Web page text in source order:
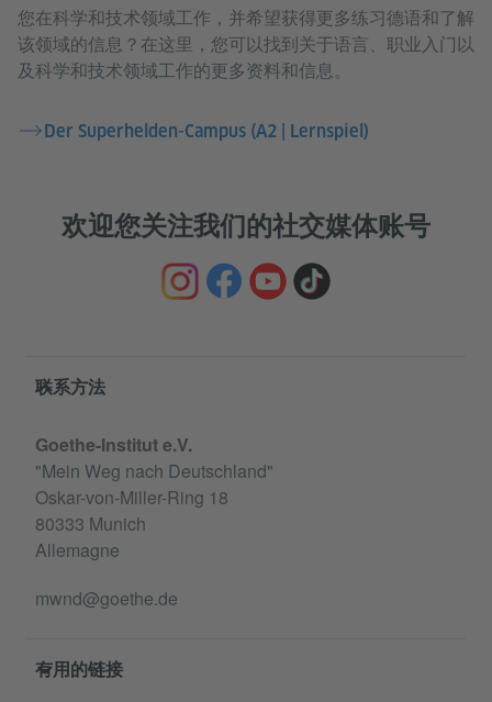
您在科学和技术领域工作，并希望获得更多练习德语和了解
该领域的信息？在这里，您可以找到关于语言、职业入门以
及科学和技术领域工作的更多资料和信息。
Der Superhelden-Campus (A2 | Lernspiel)
欢迎您关注我们的社交媒体账号
Service- und Informationsbereich
联系方法
Goethe-Institut e.V.
"Mein Weg nach Deutschland"
Oskar-von-Miller-Ring 18
80333 Munich
Allemagne
mwnd@goethe.de
有用的链接